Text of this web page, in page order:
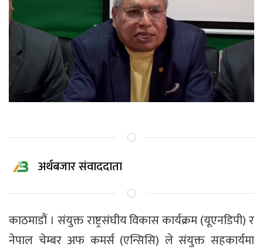
अर्थबजार संवाददाता
काठमाडौं । संयुक्त राष्ट्रसंघीय विकास कार्यक्रम (यूएनडिपी) र
नेपाल चेम्बर अफ कमर्स (एन्सिसि) ले संयुक्त सहकार्यमा